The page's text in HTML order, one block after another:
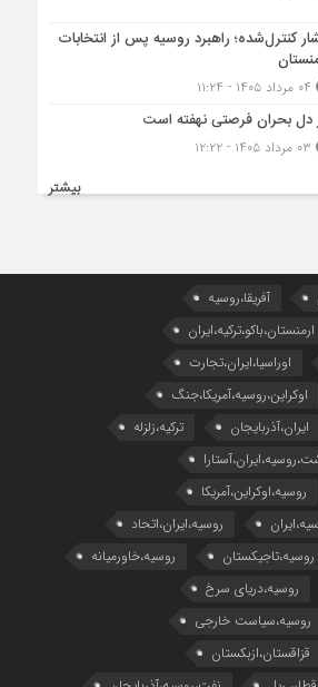
کنترل‌شده؛ راهبرد روسیه پس از انتخابات
دل بحران فرصتی نهفته است
بیشتر
آفریقا،روسیه
ارمنستان،باکو،ترکیه،ایران
اوراسیا،ایران،تجارت
اوکراین،روسیه،آمریکا،جنگ
ایران،آذربایجان
ترکیه،زلزله
روسیه،اوکراین،آمریکا
روسیه،ایران،اتحاد
روسیه،تاجیکستان
روسیه،خاورمیانه
روسیه،دریای سرخ
روسیه،سیاست خارجی
قزاقستان،ازبکستان